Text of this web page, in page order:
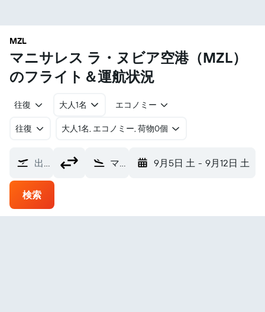
MZL
マニサレス ラ・ヌビア空港​（MZL​）
のフライト＆運航状況
往復 大人1名 エコノミー
往復 ​大人1名, エコノミー, 荷物0個
出発地 マニサレス ラ・ヌビア空港 (MZL) 9月5日 土 - 9月12日 土
検索